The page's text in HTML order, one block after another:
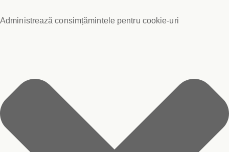
Administrează consimțămintele pentru cookie-uri